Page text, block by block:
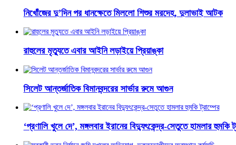
নিখোঁজের দু’দিন পর ধানক্ষেতে মিললো শিশুর মরদেহ, দুলাভাই আটক
রাহুলের মৃত্যুতে এবার আইনি লড়াইয়ে প্রিয়াঙ্কা
সিলেট আন্তর্জাতিক বিমানবন্দরের সার্ভার রুমে আগুন
‘প্রণালি খুলে দে’, মঙ্গলবার ইরানের বিদ্যুৎকেন্দ্র-সেতুতে হামলার হুমকি